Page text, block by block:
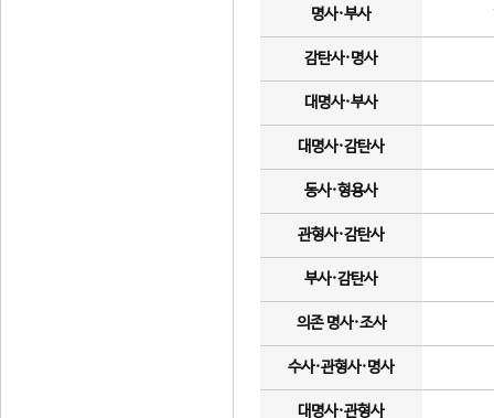
명사·부사
감탄사·명사
대명사·부사
대명사·감탄사
동사·형용사
관형사·감탄사
부사·감탄사
의존 명사·조사
수사·관형사·명사
대명사·관형사